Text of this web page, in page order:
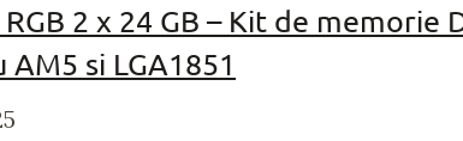
2 x 24 GB – Kit de memorie
si LGA1851